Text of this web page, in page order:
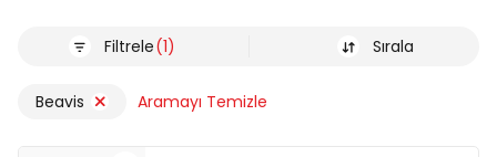
Filtrele(1) Sırala
Beavis Aramayı Temizle